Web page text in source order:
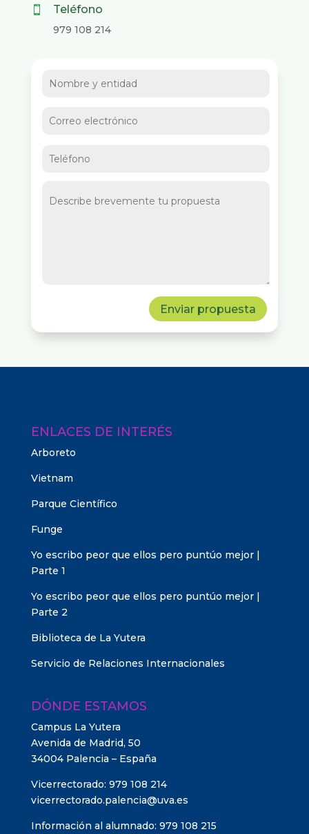
 Teléfono
979 108 214
Enviar propuesta
ENLACES DE INTERÉS
Arboreto
Vietnam
Parque Científico
Funge
Yo escribo peor que ellos pero puntúo mejor |
Parte 1
Yo escribo peor que ellos pero puntúo mejor |
Parte 2
Biblioteca de La Yutera
Servicio de Relaciones Internacionales
DÓNDE ESTAMOS
Campus La Yutera
Avenida de Madrid, 50
34004 Palencia – España
Vicerrectorado: 979 108 214
vicerrectorado.palencia@uva.es
Información al alumnado: 979 108 215